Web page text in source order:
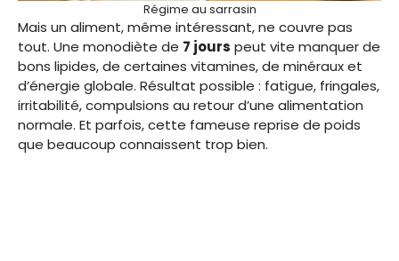
Régime au sarrasin
Mais un aliment, même intéressant, ne couvre pas
tout. Une monodiète de 7 jours peut vite manquer de
bons lipides, de certaines vitamines, de minéraux et
d’énergie globale. Résultat possible : fatigue, fringales,
irritabilité, compulsions au retour d’une alimentation
normale. Et parfois, cette fameuse reprise de poids
que beaucoup connaissent trop bien.